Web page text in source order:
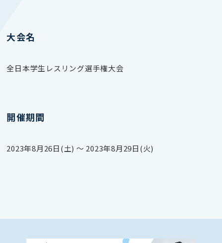
大会名
全日本学生レスリング選手権大会
開催期間
2023年8月26日(土) 〜 2023年8月29日(火)